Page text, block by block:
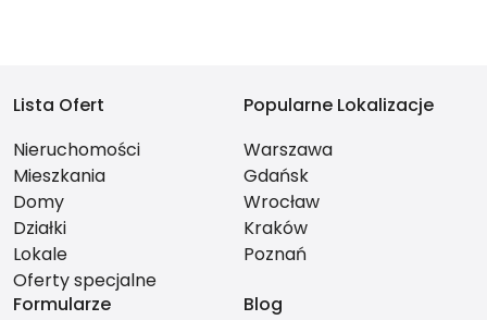
Lista Ofert
Nieruchomości
Mieszkania
Domy
Działki
Lokale
Oferty specjalne
Popularne Lokalizacje
Warszawa
Gdańsk
Wrocław
Kraków
Poznań
Formularze
Blog